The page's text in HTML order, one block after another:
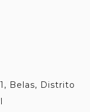
Belas, Distrito